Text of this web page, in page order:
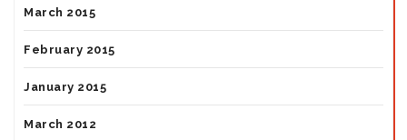
March 2015
February 2015
January 2015
March 2012